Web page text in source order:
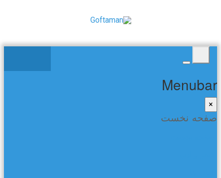
Menubar
×
صفحه نخست